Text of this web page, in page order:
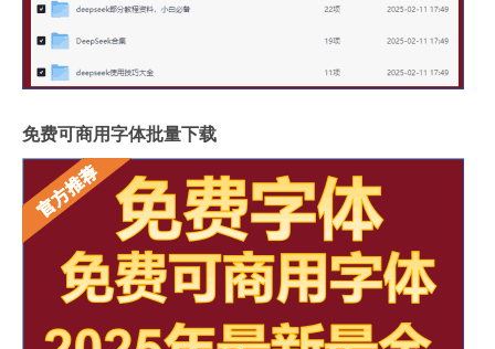
免费可商用字体批量下载